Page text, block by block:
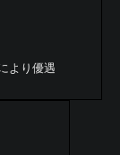
より優遇